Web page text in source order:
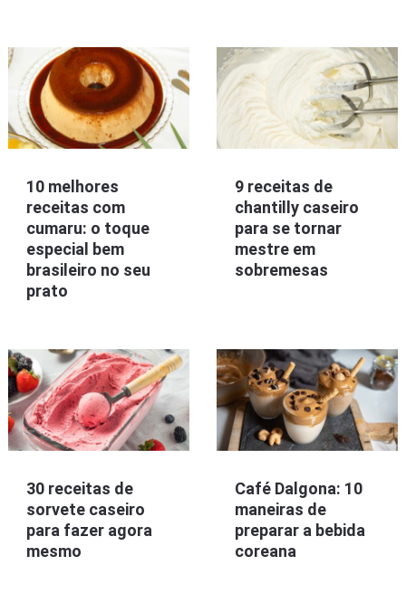
10 melhores
receitas com
cumaru: o toque
especial bem
brasileiro no seu
prato
9 receitas de
chantilly caseiro
para se tornar
mestre em
sobremesas
30 receitas de
sorvete caseiro
para fazer agora
mesmo
Café Dalgona: 10
maneiras de
preparar a bebida
coreana